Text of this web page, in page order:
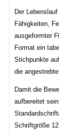
Der
Fähigkeiten,
ausgeformter
Format ein
Stichpunkte
die
Damit die
aufbereitet
Schriftgröße